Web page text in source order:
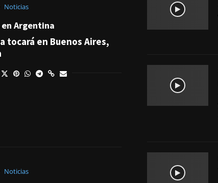
Noticias
en Argentina
tocará en Buenos Aires,
Noticias